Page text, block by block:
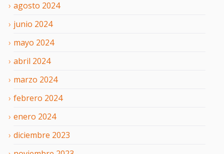
agosto 2024
junio 2024
mayo 2024
abril 2024
marzo 2024
febrero 2024
enero 2024
diciembre 2023